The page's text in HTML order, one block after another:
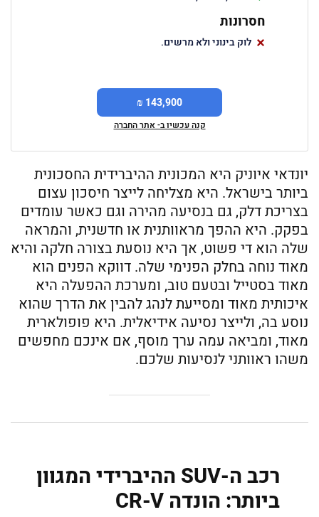
חסרונות
לוק בינוני ולא מרשים.
143,900 ₪
קנה עכשיו ב- אתר החברה
יונדאי איוניק היא המכונית ההיברידית החסכונית
ביותר בישראל. היא מצליחה לייצר חיסכון עצום
בצריכת דלק, גם בנסיעה מהירה וגם כאשר עומדים
בפקק. היא ההפך מראוותנית או חדשנית, והמראה
שלה הוא די פשוט, אך היא נוסעת בצורה חלקה והיא
מאוד נוחה בחלק הפנימי שלה. דווקא הפנים הוא
מאוד בסטייל ובטעם טוב, ומערכת ההפעלה היא
איכותית מאוד ומסייעת לנהג להבין את הדרך שהוא
נוסע בה, ולייצר נסיעה אידיאלית. היא פופולארית
מאוד, ומביאה עמה ערך מוסף, אם אינכם מחפשים
משהו ראוותני לנסיעות שלכם.
רכב ה-SUV ההיברידי המגוון
ביותר: הונדה CR-V